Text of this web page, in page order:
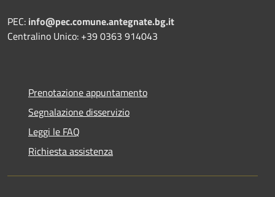
PEC: info@pec.comune.antegnate.bg.it
Centralino Unico: +39 0363 914043
Prenotazione appuntamento
Segnalazione disservizio
Leggi le FAQ
Richiesta assistenza